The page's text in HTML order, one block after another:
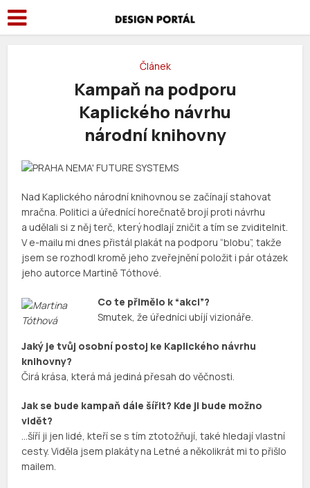
Článek
Kampaň na podporu
Kaplického návrhu
národní knihovny
Nad Kaplického národní knihovnou se začínají stahovat
mračna. Politici a úřednící horečnatě brojí proti návrhu
a udělali si z něj terč, který hodlají zničit a tím se zviditelnit.
V e-mailu mi dnes přistál plakát na podporu “blobu”, takže
jsem se rozhodl kromě jeho zveřejnění položit i pár otázek
jeho autorce Martině Tóthové.
Co te přimělo k “akci”?
Smutek, že úředníci ubíjí vizionáře.
Jaký je tvůj osobní postoj ke Kaplického návrhu
knihovny?
Čirá krása, která má jediná přesah do věčnosti.
Jak se bude kampaň dále šířit? Kde ji bude možno
vidět?
…šíří ji jen lidé, kteří se s tím ztotožňují, také hledají vlastní
cesty. Viděla jsem plakáty na Letné a několikrát mi to přišlo
mailem.